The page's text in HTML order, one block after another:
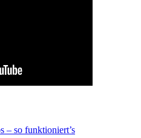
– so funktioniert’s